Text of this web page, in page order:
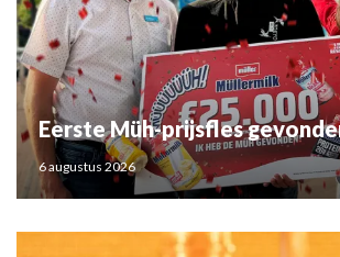
Eerste Müh-prijsfles
6 augustus 2026